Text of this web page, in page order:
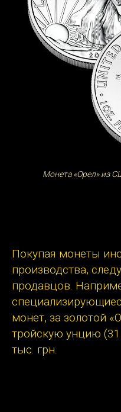
Монета «Орел» из
Покупая монеты
производства,
продавцов.
монет, за золотой
тройскую унцию
тыс. грн.